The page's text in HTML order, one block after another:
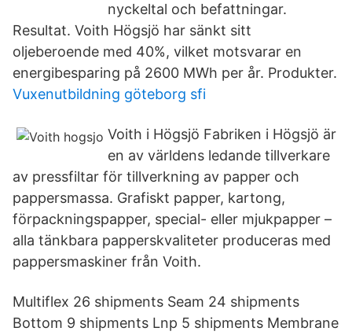
nyckeltal och befattningar.
Resultat. Voith Högsjö har sänkt sitt
oljeberoende med 40%, vilket motsvarar en
energibesparing på 2600 MWh per år. Produkter.
Vuxenutbildning göteborg sfi
Voith i Högsjö Fabriken i Högsjö är
en av världens ledande tillverkare
av pressfiltar för tillverkning av papper och
pappersmassa. Grafiskt papper, kartong,
förpackningspapper, special- eller mjukpapper –
alla tänkbara papperskvaliteter produceras med
pappersmaskiner från Voith.
Multiflex 26 shipments Seam 24 shipments
Bottom 9 shipments Lnp 5 shipments Membrane